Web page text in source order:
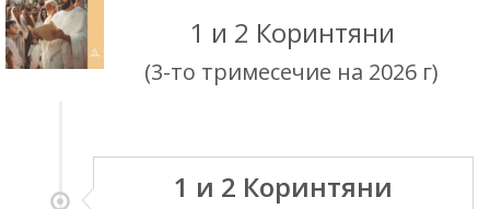
1 и 2 Коринтяни
(3-то тримесечие на 2026 г)
1 и 2 Коринтяни